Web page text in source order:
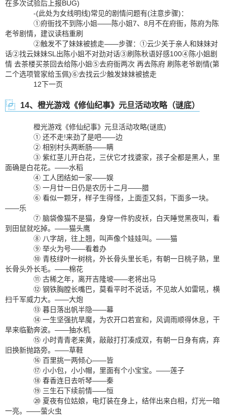
在多次试验后上报BUG)
-(此处为女线明线)常见的剧情问题有(注意步骤)：
①府衙找不到陈小姐——陈小姐7、8月不在府衙，陈府为陈
老爷剧情，建议读档重刷
②触发不了妹妹被掳走——步骤：①云少关于亲人和妹妹对
话②找云妹妹SL出陈小姐不对劲对话③刷陈秋语好感100④陈小姐剧
情 去茶楼买茶回去给陈小姐⑤去府衙两次 再去陈府 刷陈老爷剧情(第
二个选项管家给玉佩)⑥去找云少触发妹妹被掳走
12下一页
14、橙光游戏《修仙纪事》元旦活动攻略（谜底）
橙光游戏《修仙纪事》元旦活动攻略(谜底)
① 还不走!来劲了是吧——边
② 相别村头两断肠——瞒
③ 紫红茎儿开白花，三伏它才找婆家，孩子全都是黑人，里
面确是白花花。——水稻
④ 工人团结如一家——娱
⑤ 一月廿一日仍是农历十二月——腊
⑥ 看似一颗牙，样子生得怪，上面歪又斜，下面多一块。
——乐
⑦ 脑袋像猫不是猫，身穿一件豹皮袄，白天睡觉黑夜叫，看
到田鼠就吃掉。——猫头鹰
⑧ 八字胡，往上翘，叫声像个娃娃叫。——猫
⑨ 举火为号——看着办
⑩ 青枝绿叶一树桃，外长骨头里长毛，有朝一日桃子熟，里
长骨头外长毛。——棉花
⑪ 古稀之年，离开吉隆坡——老将出马
⑫ 钢铁胸膛长嘴巴，莫看平时不说话，不见故人如雷吼，横
扫千军威力大。——大炮
⑬ 暮日落出帆半隐——幕
⑭ 一生坚强抗旱魔，为农开口若宣和，风调雨顺得休息，干
旱来临勤奔波。——抽水机
⑮ 小时青青老来黄，敲敲打打凑成双，有朝一日身有病，弃
旧换新抛路旁。——草鞋
⑯ 百里挑一两倾心——皆
⑰ 小小包，小小帽，里面有个小宝宝。——莲子
⑱ 春香连日去听琴——秦
⑲ 三生石下续前情——恒
⑳ 夏夜有位姑娘，电灯装在身上，结伴出来白相，灯光一暗
一亮。——萤火虫